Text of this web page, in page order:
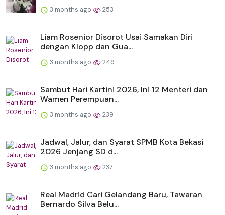
3 months ago 253
Liam Rosenior Disorot Usai Samakan Diri
dengan Klopp dan Gua...
3 months ago 249
Sambut Hari Kartini 2026, Ini 12 Menteri dan
Wamen Perempuan...
3 months ago 239
Jadwal, Jalur, dan Syarat SPMB Kota Bekasi
2026 Jenjang SD d...
3 months ago 237
Real Madrid Cari Gelandang Baru, Tawaran
Bernardo Silva Belu...